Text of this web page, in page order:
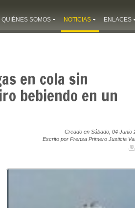
QUIÉNES SOMOS NOTICIAS ENLACES
en cola sin
bebiendo en un
Creado en Sábado, 04 Junio
Escrito por Prensa Primero Justicia